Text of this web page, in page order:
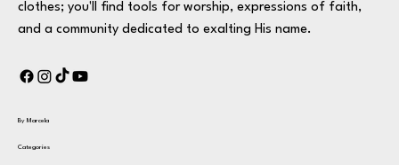
clothes; you'll find tools for worship, expressions of faith,
and a community dedicated to exalting His name.
By Marcela
Categories